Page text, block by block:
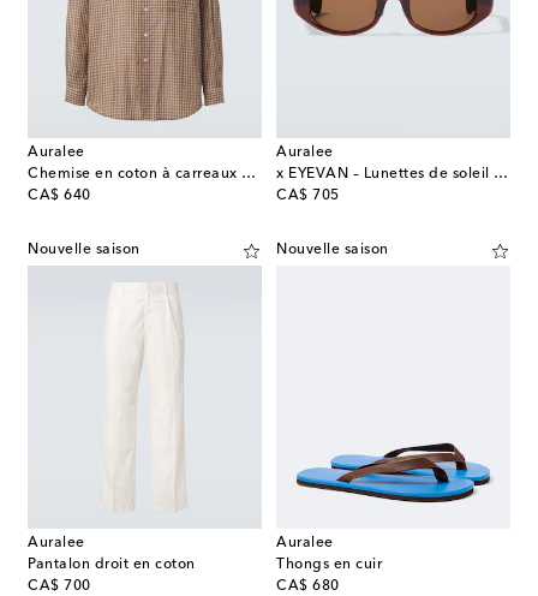
Auralee
Chemise en coton à carreaux Vichy
CA$ 640
original price
Auralee
x EYEVAN – Lunettes de soleil ovales 002R
CA$ 705
original price
Nouvelle saison
Auralee
Pantalon droit en coton
CA$ 700
original price
Nouvelle saison
Auralee
Thongs en cuir
CA$ 680
original price